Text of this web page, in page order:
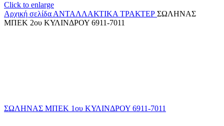
Click to enlarge
Αρχική σελίδα ΑΝΤΑΛΛΑΚΤΙΚΑ ΤΡΑΚΤΕΡ ΣΩΛΗΝΑΣ
ΜΠΕΚ 2ου ΚΥΛΙΝΔΡΟΥ 6911-7011
ΣΩΛΗΝΑΣ ΜΠΕΚ 1ου ΚΥΛΙΝΔΡΟΥ 6911-7011